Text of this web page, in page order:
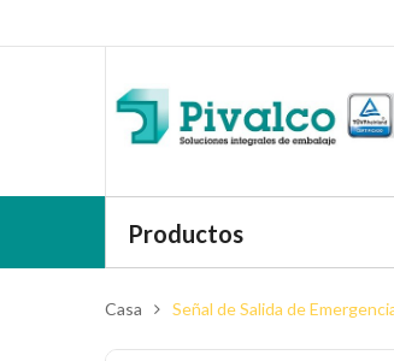
Productos
Casa Señal de Salida de